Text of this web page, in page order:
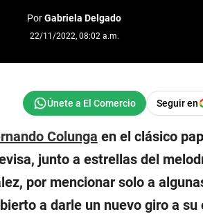
PorGabriela Delgado
22/11/2022, 08:02 a.m.
Seguir en
Colunga en el clásico
junto a estrellas del
por mencionar solo a
a darle un nuevo giro a su